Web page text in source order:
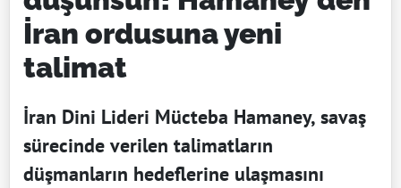
İran ordusuna yeni
talimat
İran Dini Lideri Mücteba Hamaney, savaş
sürecinde verilen talimatların
düşmanların hedeflerine ulaşmasını